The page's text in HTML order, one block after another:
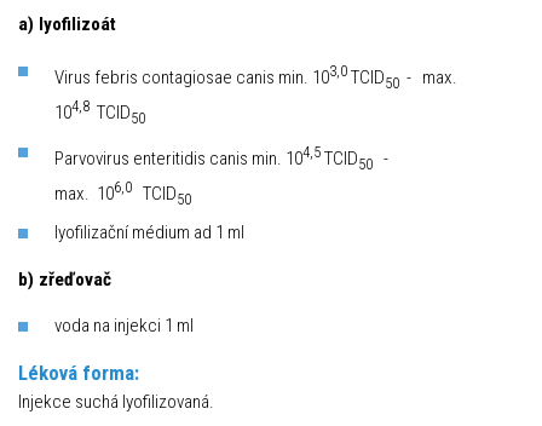
a) lyofilizoát
Virus febris contagiosae canis min. 103,0 TCID50 - max.
104,8 TCID50
Parvovirus enteritidis canis min. 104,5 TCID50 -
max. 106,0 TCID50
lyofilizační médium ad 1 ml
b) zřeďovač
voda na injekci 1 ml
Léková forma:
Injekce suchá lyofilizovaná.